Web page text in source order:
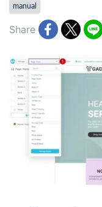
manual
Share